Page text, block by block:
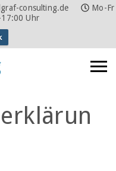
consulting.de
Mo-Fr
Uhr